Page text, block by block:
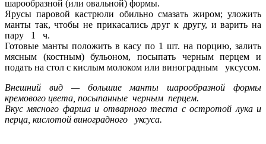
шарообразной (или овальной) формы.
Ярусы паровой кастрюли обильно смазать жиром; уложить
манты так, чтобы не прикасались друг к другу, и варить на
пару 1 ч.
Готовые манты положить в касу по 1 шт. на порцию, залить
мясным (костным) бульоном, посыпать черным перцем и
подать на стол с кислым молоком или виноградным уксусом.
Внешний вид — большие манты шарообразной формы
кремового цвета, посыпанные черным перцем.
Вкус мясного фарша и отварного теста с остротой лука и
перца, кислотой виноградного уксуса.